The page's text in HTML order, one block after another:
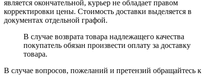
является окончательной, курьер не обладает правом
корректировки цены. Стоимость доставки выделяется в
документах отдельной графой.
В случае возврата товара надлежащего качества
покупатель обязан произвести оплату за доставку
товара.
В случае вопросов, пожеланий и претензий обращайтесь к